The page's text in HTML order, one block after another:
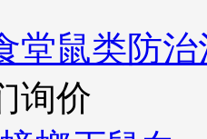
堂鼠类防
询价